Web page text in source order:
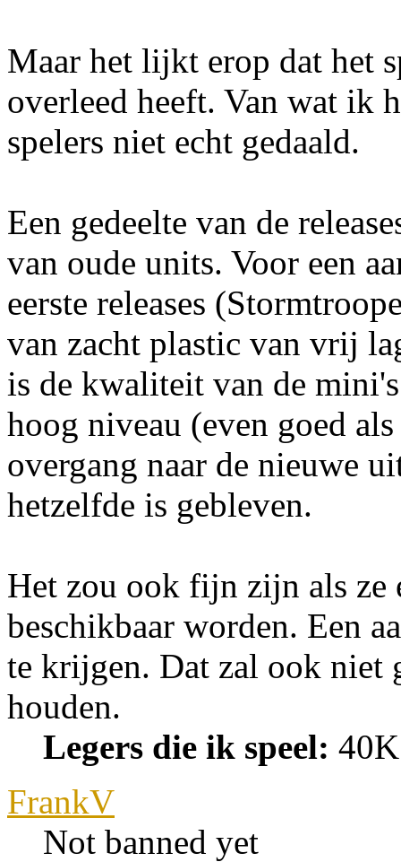
Maar het lijkt erop dat het
overleed heeft. Van wat ik
spelers niet echt gedaald.
Een gedeelte van de
van oude units. Voor een
eerste releases
van zacht plastic van vrij
is de kwaliteit van de
hoog niveau (even goed
overgang naar de nieuwe
hetzelfde is gebleven.
Het zou ook fijn zijn als ze
beschikbaar worden. Een
te krijgen. Dat zal ook niet
houden.
Legers die ik speel:
FrankV
Not banned yet